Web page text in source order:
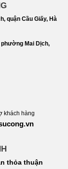
quận Cầu Giấy, Hà
phường Mai Dịch,
khách hàng
thỏa thuận